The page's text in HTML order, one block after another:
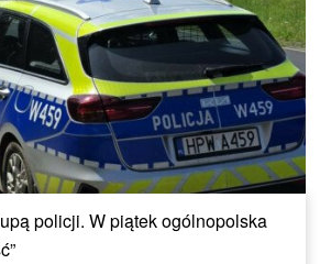
policji. W piątek ogólnopolska